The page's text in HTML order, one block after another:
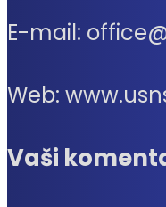
E-mail:
Web:
Vaši